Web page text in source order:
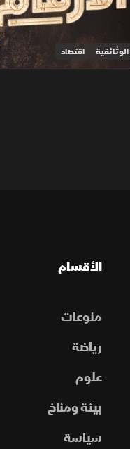
اقتصاد
الأقسام
منوعات
رياضة
علوم
بيئة ومناخ
سياسة